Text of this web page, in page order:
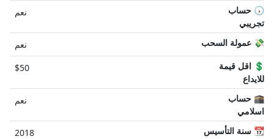
نعم
🕠 حساب
تجريبي
نعم
💸 عمولة السحب
$50
💲 اقل قيمة
للايداع
نعم
🕋 حساب
اسلامي
2018
📆 سنة التأسيس